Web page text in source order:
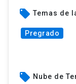
local_offer Temas de
Pregrado
local_offer Nube de